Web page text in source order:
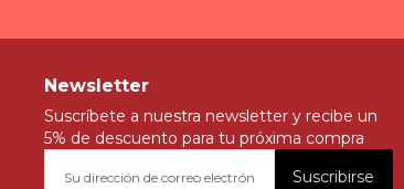
Newsletter
Suscríbete a nuestra newsletter y recibe un
5% de descuento para tu próxima compra
Suscribirse